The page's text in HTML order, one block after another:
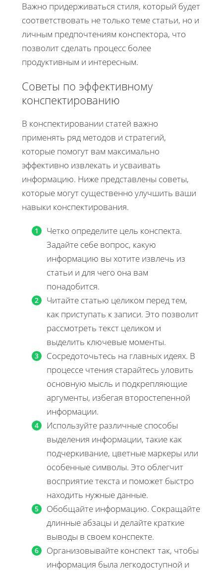
Важно придерживаться стиля, который будет
соответствовать не только теме статьи, но и
личным предпочтениям конспектора, что
позволит сделать процесс более
продуктивным и интересным.
Советы по эффективному
конспектированию
В конспектировании статей важно
применять ряд методов и стратегий,
которые помогут вам максимально
эффективно извлекать и усваивать
информацию. Ниже представлены советы,
которые могут существенно улучшить ваши
навыки конспектирования.
Четко определите цель конспекта.
Задайте себе вопрос, какую
информацию вы хотите извлечь из
статьи и для чего она вам
понадобится.
Читайте статью целиком перед тем,
как приступать к записи. Это позволит
рассмотреть текст целиком и
выделить ключевые моменты.
Сосредоточьтесь на главных идеях. В
процессе чтения старайтесь уловить
основную мысль и подкрепляющие
аргументы, избегая второстепенной
информации.
Используйте различные способы
выделения информации, такие как
подчеркивание, цветные маркеры или
особенные символы. Это облегчит
восприятие текста и поможет быстро
находить нужные данные.
Обобщайте информацию. Сокращайте
длинные абзацы и делайте краткие
выводы в своем конспекте.
Организовывайте конспект так, чтобы
информация была легкодоступной и